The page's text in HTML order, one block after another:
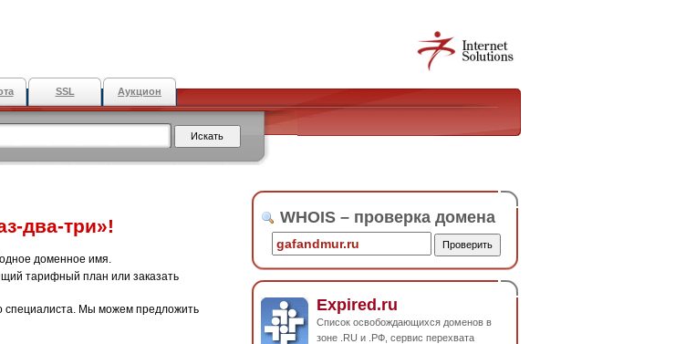
SSL Аукцион
два-три»!
доменное имя.
тарифный план или заказать
специалиста. Мы можем предложить
WHOIS – проверка домена
Expired.ru
Список освобождающихся доменов в
зоне .RU и .РФ, сервис перехвата